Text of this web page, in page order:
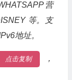
营
等。支
地址。
点击复制
，